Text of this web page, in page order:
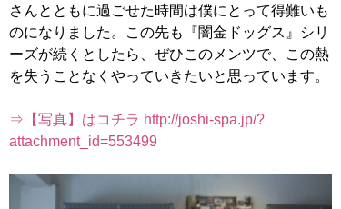
さんとともに過ごせた時間は僕にとって得難いも
のになりました。この先も『闇金ドッグス』シリ
ーズが続くとしたら、ぜひこのメンツで、この熱
を失うことなくやっていきたいと思っています。
⇒【写真】はコチラ http://joshi-spa.jp/?
attachment_id=553499